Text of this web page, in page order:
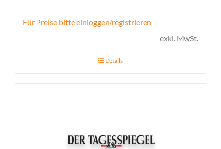
Für Preise bitte einloggen/registrieren
exkl. MwSt.
Details